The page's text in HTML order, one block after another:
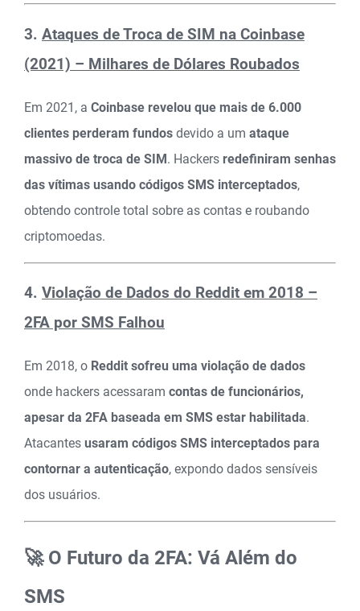
3. Ataques de Troca de SIM na Coinbase
(2021) – Milhares de Dólares Roubados
Em 2021, a Coinbase revelou que mais de 6.000
clientes perderam fundos devido a um ataque
massivo de troca de SIM. Hackers redefiniram senhas
das vítimas usando códigos SMS interceptados,
obtendo controle total sobre as contas e roubando
criptomoedas.
4. Violação de Dados do Reddit em 2018 –
2FA por SMS Falhou
Em 2018, o Reddit sofreu uma violação de dados
onde hackers acessaram contas de funcionários,
apesar da 2FA baseada em SMS estar habilitada.
Atacantes usaram códigos SMS interceptados para
contornar a autenticação, expondo dados sensíveis
dos usuários.
🚀 O Futuro da 2FA: Vá Além do
SMS